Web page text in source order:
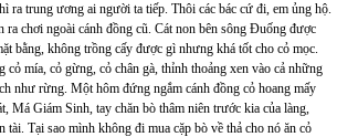
ra trung ương ai người ta tiếp. Thôi các bác cứ đi, em ủng hộ.
chơi ngoài cánh đồng cũ. Cát non bên sông Đuống được
bằng, không trồng cấy được gì nhưng khá tốt cho cỏ mọc.
mía, cỏ gừng, cỏ chân gà, thỉnh thoảng xen vào cả những
như rừng. Một hôm đứng ngắm cánh đồng cỏ hoang mấy
Má Giám Sinh, tay chăn bò thâm niên trước kia của làng,
tài. Tại sao mình không đi mua cặp bò về thả cho nó ăn cỏ